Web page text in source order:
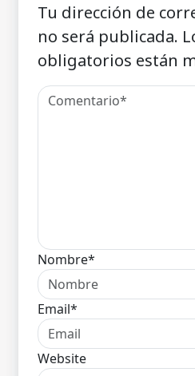
Tu dirección de
no será publicada.
obligatorios están
Nombre*
Email*
Website